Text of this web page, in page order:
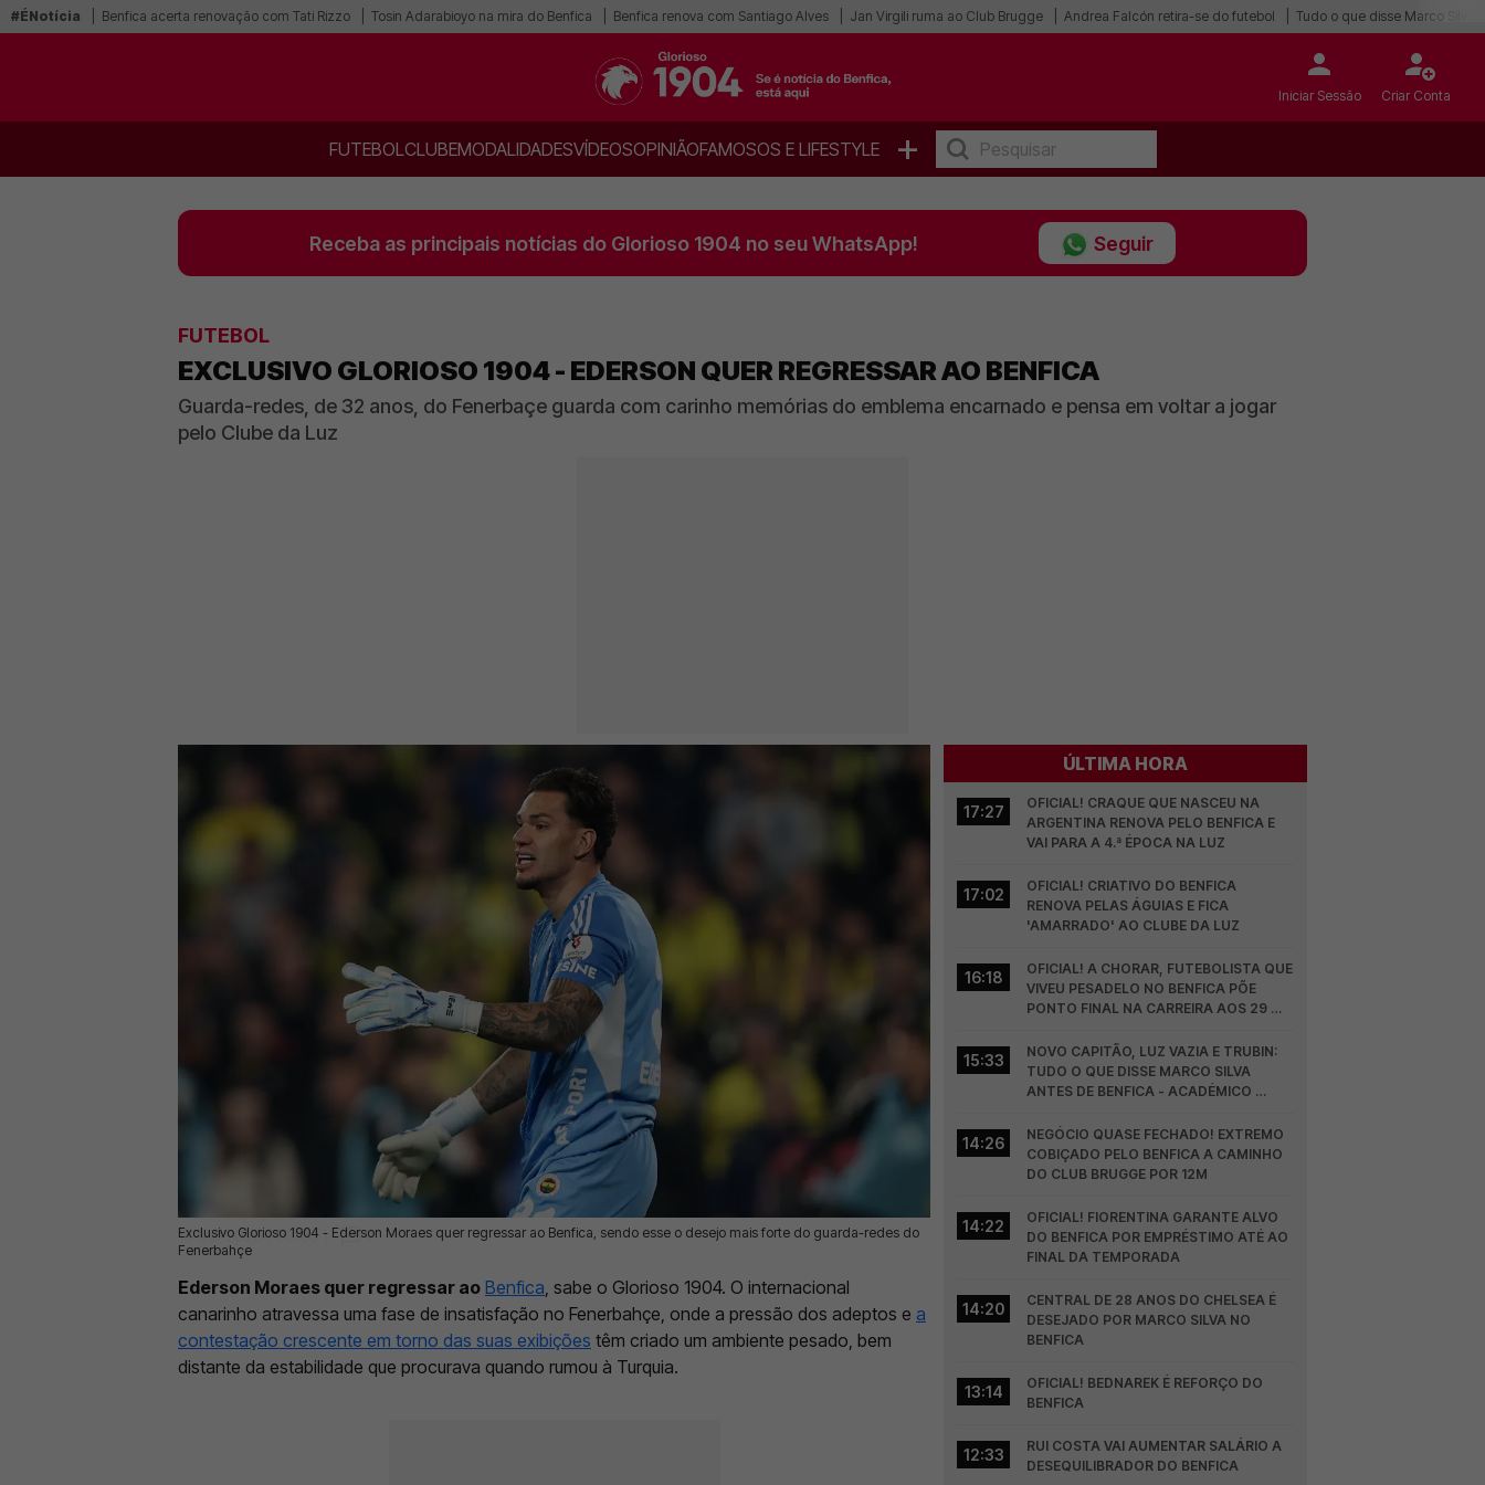
#ÉNotícia Benfica acerta renovação com Tati Rizzo Tosin Adarabioyo na mira do Benfica Benfica renova com Santiago Alves Jan Virgili ruma ao Club Brugge Andrea Falcón retira-se do futebol Tudo o que disse Marco Silva
Iniciar Sessão Criar Conta
FUTEBOLCLUBEMODALIDADESVÍDEOSOPINIÃOFAMOSOS E LIFESTYLE +
Receba as principais notícias do Glorioso 1904 no seu WhatsApp! Seguir
FUTEBOL
EXCLUSIVO GLORIOSO 1904 - EDERSON QUER REGRESSAR AO BENFICA
Guarda-redes, de 32 anos, do Fenerbaçe guarda com carinho memórias do emblema encarnado e pensa em voltar a jogar
pelo Clube da Luz
Exclusivo Glorioso 1904 - Ederson Moraes quer regressar ao Benfica, sendo esse o desejo mais forte do guarda-redes do
Fenerbahçe
15 Mai 2026 | 03:00 | 0
Ederson Moraes quer regressar ao Benfica , sabe o Glorioso 1904. O internacional
canarinho atravessa uma fase de insatisfação no Fenerbahçe, onde a pressão dos adeptos e a
contestação crescente em torno das suas exibições têm criado um ambiente pesado, bem
distante da estabilidade que procurava quando rumou à Turquia.
ÚLTIMA HORA
17:27
OFICIAL! CRAQUE QUE NASCEU NA
ARGENTINA RENOVA PELO BENFICA E
VAI PARA A 4.ª ÉPOCA NA LUZ
17:02
OFICIAL! CRIATIVO DO BENFICA
RENOVA PELAS ÁGUIAS E FICA
'AMARRADO' AO CLUBE DA LUZ
16:18
OFICIAL! A CHORAR, FUTEBOLISTA QUE
VIVEU PESADELO NO BENFICA PÕE
PONTO FINAL NA CARREIRA AOS 29
15:33
NOVO CAPITÃO, LUZ VAZIA E TRUBIN:
TUDO O QUE DISSE MARCO SILVA
ANTES DE BENFICA - ACADÉMICO
14:26
NEGÓCIO QUASE FECHADO! EXTREMO
COBIÇADO PELO BENFICA A CAMINHO
DO CLUB BRUGGE POR 12M
14:22
OFICIAL! FIORENTINA GARANTE ALVO
DO BENFICA POR EMPRÉSTIMO ATÉ AO
FINAL DA TEMPORADA
14:20
CENTRAL DE 28 ANOS DO CHELSEA É
DESEJADO POR MARCO SILVA NO
BENFICA
13:14
OFICIAL! BEDNAREK É REFORÇO DO
BENFICA
12:33
RUI COSTA VAI AUMENTAR SALÁRIO A
DESEQUILIBRADOR DO BENFICA